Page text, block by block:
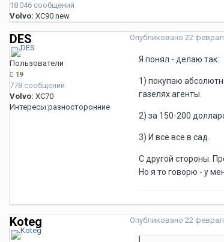
18 046 сообщений
Volvo: XC90 new
DES
Пользователи
19
778 сообщений
Volvo: XC70
Интересы:разносторонние
Опубликовано 22
Я понял - делаю так:
1) покупаю
газелях агенты.
2) за 150-200
3) И все все в сад.
С другой стороны.
Но я то говорю - у
Koteg Опубликовано 22